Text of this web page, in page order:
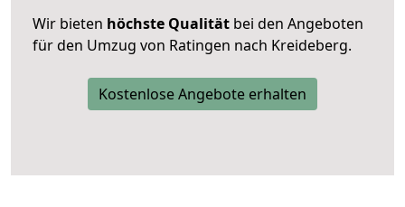
Wir bieten höchste Qualität bei den Angeboten
für den Umzug von Ratingen nach Kreideberg.
Kostenlose Angebote erhalten